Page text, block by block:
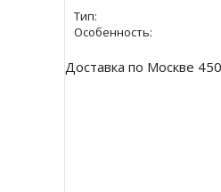
Тип:
Особенность:
Доставка по Москве